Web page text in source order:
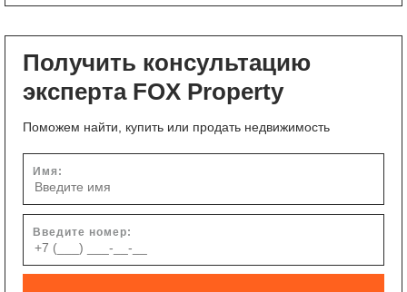
Получить консультацию
эксперта FOX Property
Поможем найти, купить или продать недвижимость
Имя:
Введите номер: